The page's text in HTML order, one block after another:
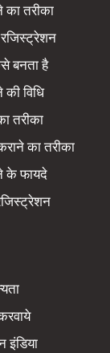
का तरीका
बनता है
की विधि
तरीका
का तरीका
के फायदे
इंडिया